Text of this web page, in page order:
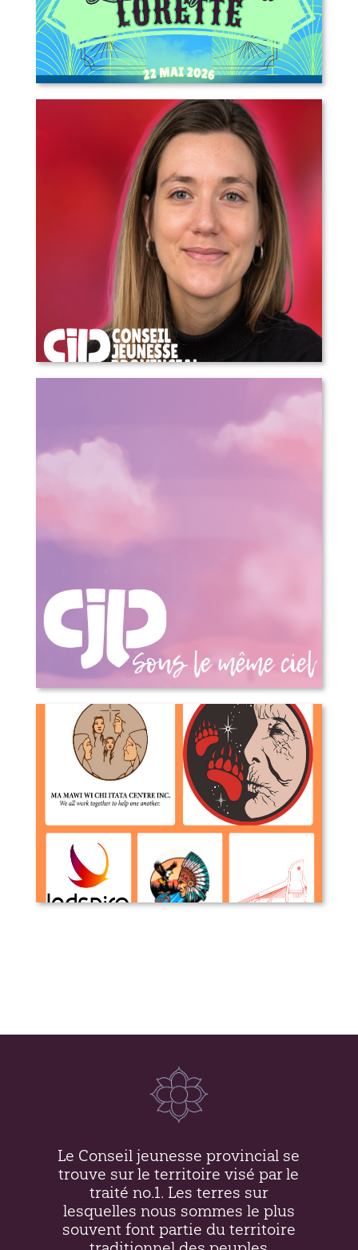
L’Escampette à Lorette – appel aux
artistes, marchands, bénévoles et
Sous le même ciel – 50 ans du Cjp
Le Conseil jeunesse provincial se
trouve sur le territoire visé par le
traité no.1. Les terres sur
lesquelles nous sommes le plus
souvent font partie du territoire